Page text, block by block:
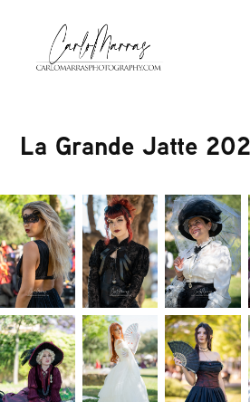
La Grande Jatte